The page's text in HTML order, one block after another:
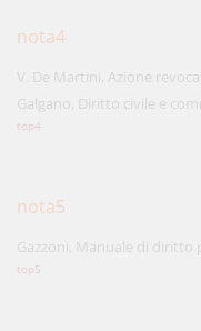
nota4
V. De Martini, Azione
Galgano, Diritto civile e
top4
nota5
Gazzoni, Manuale di diritto
top5